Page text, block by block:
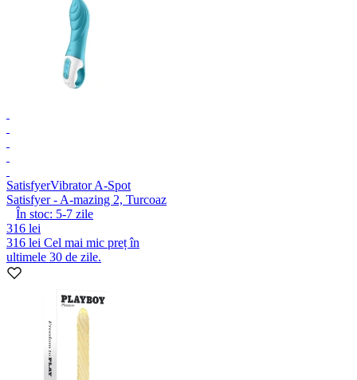
SatisfyerVibrator A-Spot
Satisfyer - A-mazing 2, Turcoaz
În stoc: 5-7 zile
316 lei
316 lei Cel mai mic preț în
ultimele 30 de zile.